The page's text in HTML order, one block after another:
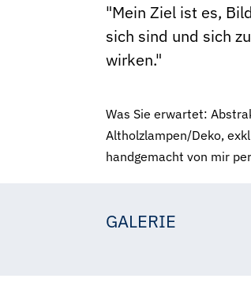
"Mein Ziel ist es,
sich sind und sich
wirken."
Was Sie erwartet:
Altholzlampen/Deko,
handgemacht von mir
GALERIE